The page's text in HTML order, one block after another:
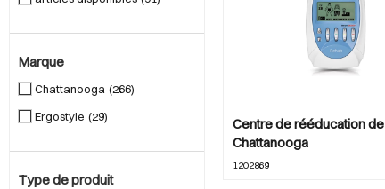
Marque
Chattanooga 266
Ergostyle 29
Type de produit
Centre de rééducation de
Chattanooga
1202869